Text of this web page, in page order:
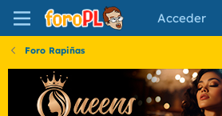
Acceder
Foro Rapiñas